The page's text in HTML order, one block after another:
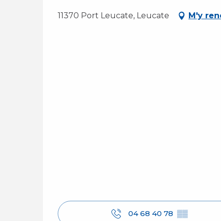
11370 Port Leucate, Leucate M'y
04 68 40 78 ▒▒